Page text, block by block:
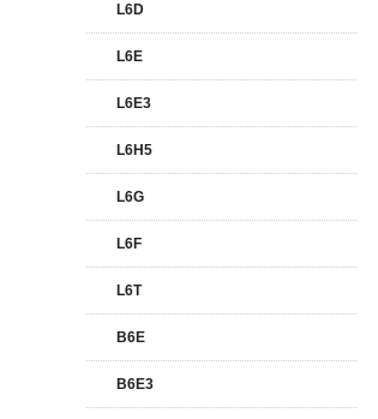
L6D
L6E
L6E3
L6H5
L6G
L6F
L6T
B6E
B6E3